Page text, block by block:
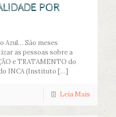
POR
Azul… São meses
as pessoas sobre a
e TRATAMENTO do
INCA (Instituto […]
Leia Mais